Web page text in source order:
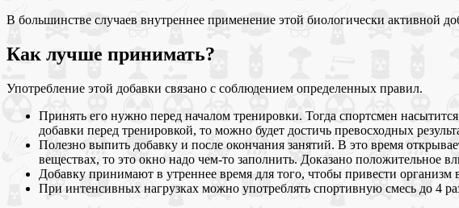
В большинстве случаев внутреннее применение этой биологически активной
Как лучше принимать?
Употребление этой добавки связано с соблюдением определенных правил.
Принять его нужно перед началом тренировки. Тогда спортсмен
добавки перед тренировкой, то можно будет достичь превосходных
Полезно выпить добавку и после окончания занятий. В это время
веществах, то это окно надо чем-то заполнить. Доказано
Добавку принимают в утреннее время для того, чтобы привести организм
При интенсивных нагрузках можно употреблять спортивную смесь до 4